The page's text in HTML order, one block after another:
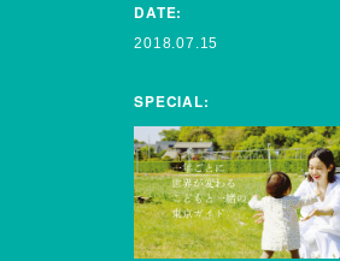
DATE:
2018.07.15
SPECIAL: